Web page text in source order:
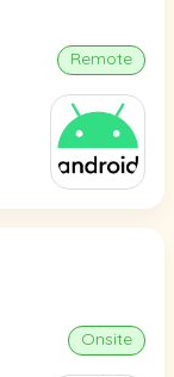
Remote
Onsite